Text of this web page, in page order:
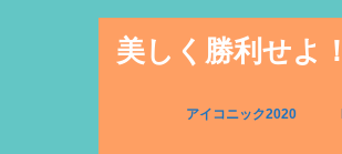
美しく勝利せよ！
アイコニック2020